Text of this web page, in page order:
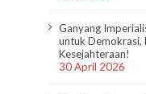
Ganyang
untuk Demokrasi,
Kesejahteraan!
30 April 2026